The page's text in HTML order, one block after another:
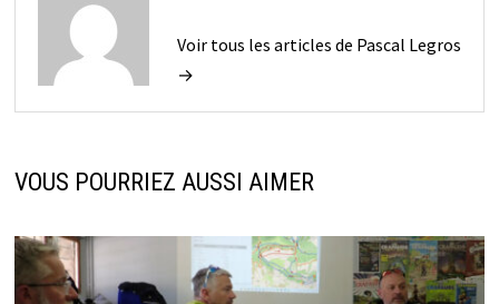
Voir tous les articles de Pascal Legros
→
VOUS POURRIEZ AUSSI AIMER